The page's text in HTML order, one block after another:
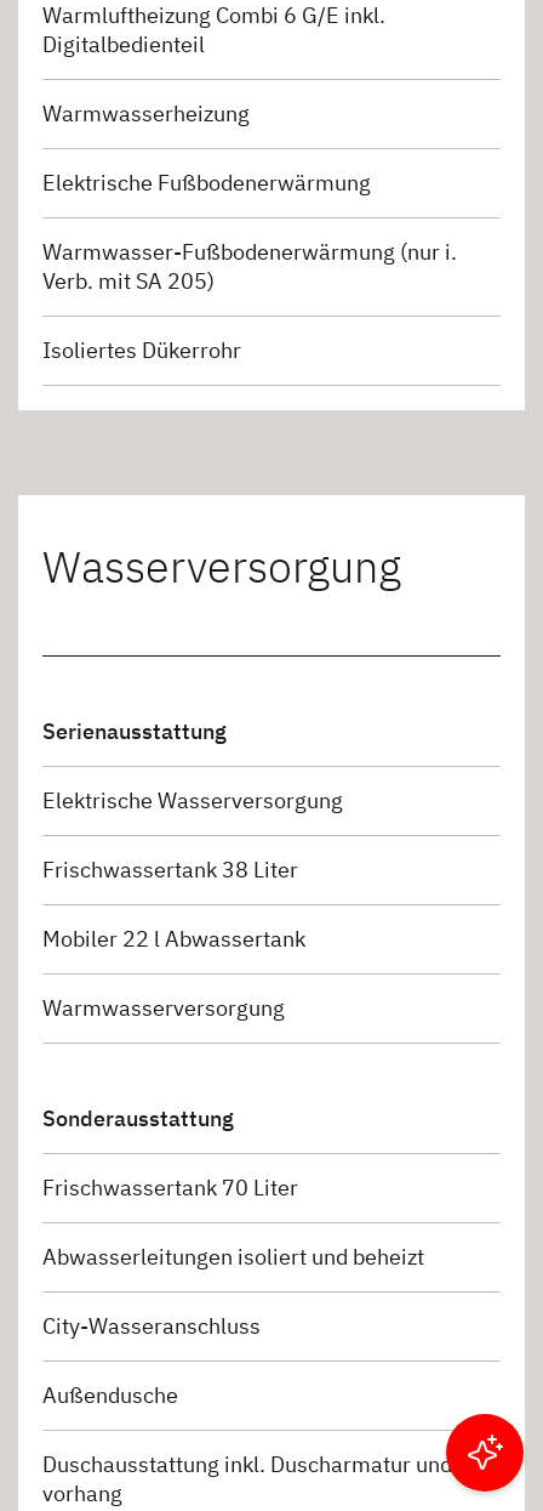
Warmluftheizung Combi 6 G/E inkl.
Digitalbedienteil
Warmwasserheizung
Elektrische Fußbodenerwärmung
Warmwasser-Fußbodenerwärmung (nur i.
Verb. mit SA 205)
Isoliertes Dükerrohr
Wasserversorgung
Serienausstattung
Elektrische Wasserversorgung
Frischwassertank 38 Liter
Mobiler 22 l Abwassertank
Warmwasserversorgung
Sonderausstattung
Frischwassertank 70 Liter
Abwasserleitungen isoliert und beheizt
City-Wasseranschluss
Außendusche
Duschausstattung inkl. Duscharmatur und -
vorhang
Ergebnisse filtern